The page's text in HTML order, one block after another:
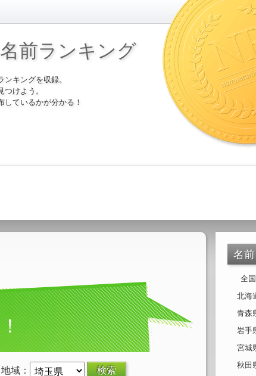
前ランキング
キングを収録。
けよう。
ているかが分かる！
地域：
名
全国
北海
青森
岩手
宮城
秋田